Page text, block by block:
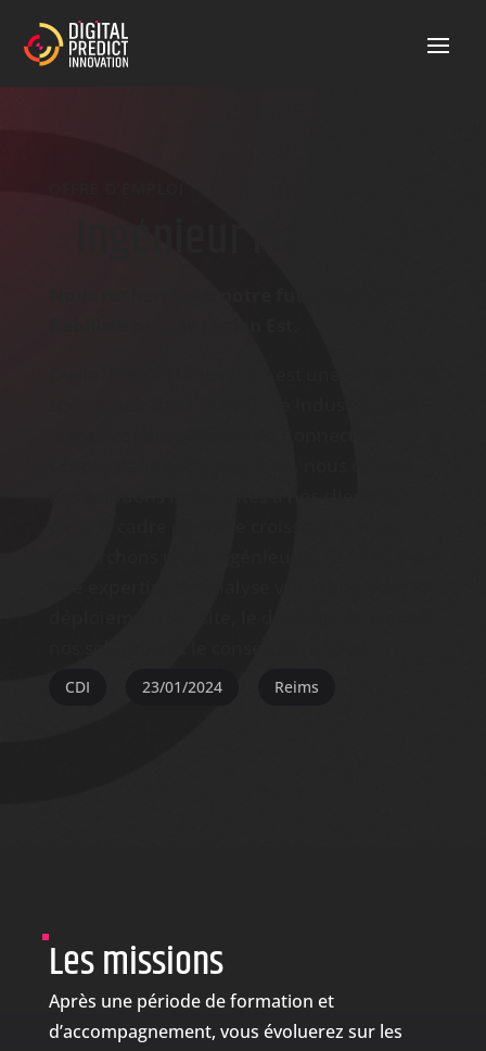
CDI 23/01/2024 Reims
Les missions
Après une période de formation et
d’accompagnement, vous évoluerez sur les